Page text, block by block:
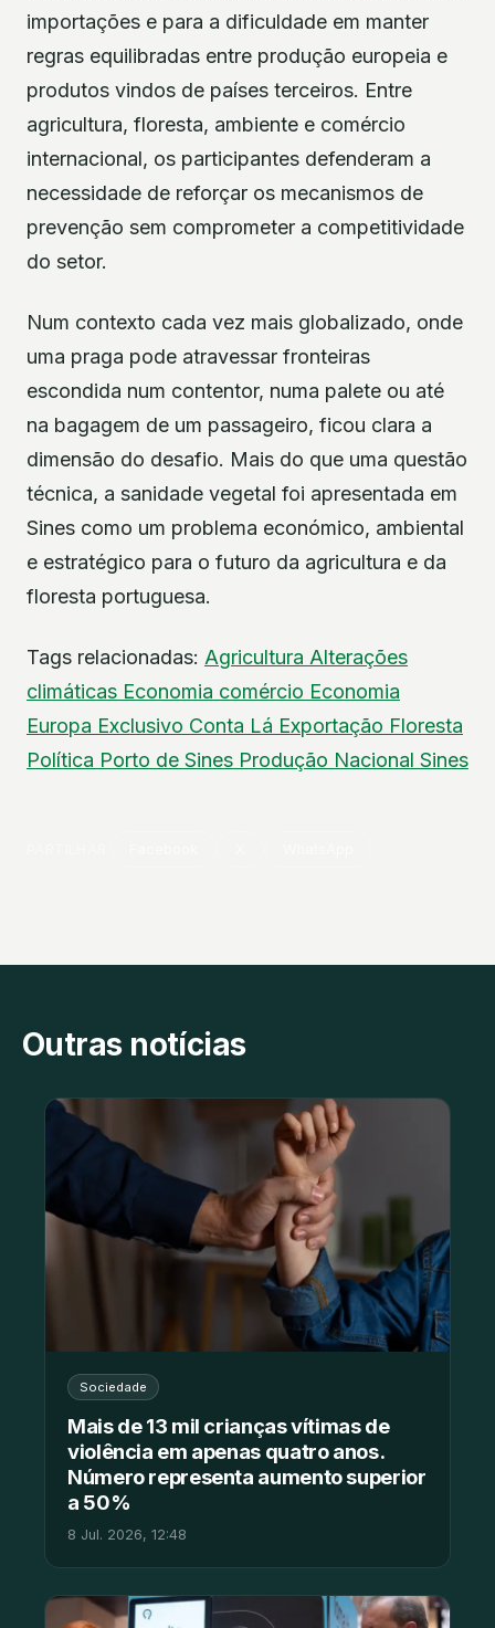
importações e para a dificuldade em manter
regras equilibradas entre produção europeia e
produtos vindos de países terceiros. Entre
agricultura, floresta, ambiente e comércio
internacional, os participantes defenderam a
necessidade de reforçar os mecanismos de
prevenção sem comprometer a competitividade
do setor.
Num contexto cada vez mais globalizado, onde
uma praga pode atravessar fronteiras
escondida num contentor, numa palete ou até
na bagagem de um passageiro, ficou clara a
dimensão do desafio. Mais do que uma questão
técnica, a sanidade vegetal foi apresentada em
Sines como um problema económico, ambiental
e estratégico para o futuro da agricultura e da
floresta portuguesa.
Tags relacionadas: Agricultura Alterações
climáticas Economia comércio Economia
Europa Exclusivo Conta Lá Exportação Floresta
Política Porto de Sines Produção Nacional Sines
Outras notícias
Sociedade
Mais de 13 mil crianças vítimas de
violência em apenas quatro anos.
Número representa aumento superior
a 50%
8 Jul. 2026, 12:48